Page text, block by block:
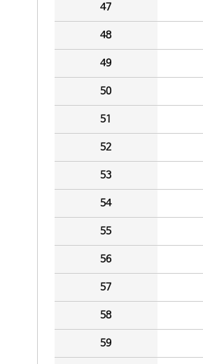
47
48
49
50
51
52
53
54
55
56
57
58
59